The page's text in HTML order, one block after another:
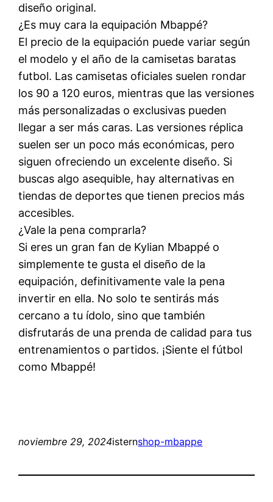
diseño original.
¿Es muy cara la equipación Mbappé?
El precio de la equipación puede variar según
el modelo y el año de la camisetas baratas
futbol. Las camisetas oficiales suelen rondar
los 90 a 120 euros, mientras que las versiones
más personalizadas o exclusivas pueden
llegar a ser más caras. Las versiones réplica
suelen ser un poco más económicas, pero
siguen ofreciendo un excelente diseño. Si
buscas algo asequible, hay alternativas en
tiendas de deportes que tienen precios más
accesibles.
¿Vale la pena comprarla?
Si eres un gran fan de Kylian Mbappé o
simplemente te gusta el diseño de la
equipación, definitivamente vale la pena
invertir en ella. No solo te sentirás más
cercano a tu ídolo, sino que también
disfrutarás de una prenda de calidad para tus
entrenamientos o partidos. ¡Siente el fútbol
como Mbappé!
noviembre 29, 2024isternshop-mbappe